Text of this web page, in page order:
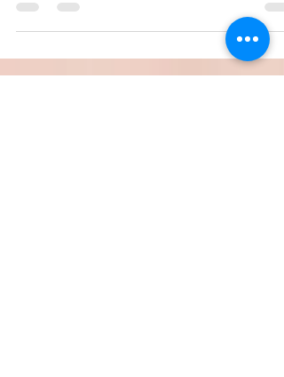
Wählen Sie einen Untertitel für Ihren Beitrag,
den Beitragsinhalt kurz zusammenfasst und Ihre
Leser zum Weiterlesen motiviert....